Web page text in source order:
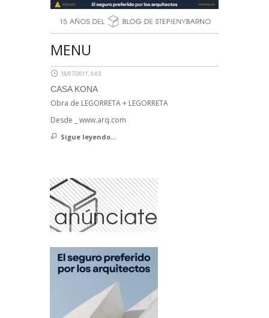
MENU
18/07/2011, 9:03
CASA KONA
Obra de LEGORRETA + LEGORRETA
Desde ­_ www.arq.com
Sigue leyendo...